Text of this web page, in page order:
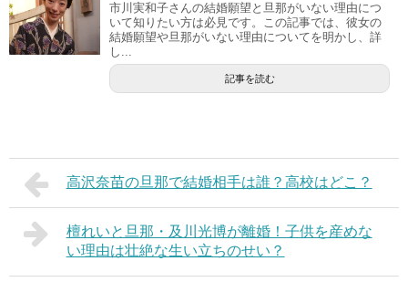
市川実和子さんの結婚願望と旦那がいない理由につ
いて知りたい方は必見です。この記事では、彼女の
結婚願望や旦那がいない理由についてを明かし、詳
し...
記事を読む
高沢奈苗の旦那で結婚相手は誰？高校はどこ？
檀れいと旦那・及川光博が離婚！子供を産めな
い理由は壮絶な生い立ちのせい？